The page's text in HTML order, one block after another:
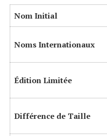
Nom Initial
Noms Internationaux
Édition Limitée
Différence de Taille